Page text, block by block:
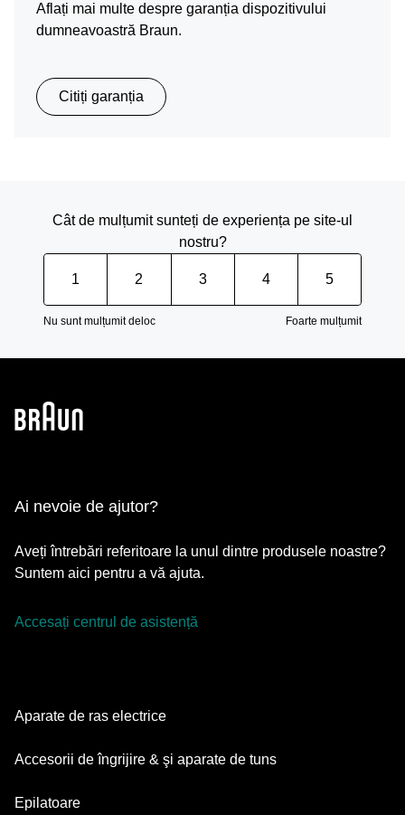
Aflați mai multe despre garanția dispozitivului
dumneavoastră Braun.
Citiți garanția
Cât de mulțumit sunteți de experiența pe site-ul
nostru?
1 2 3 4 5
Nu sunt mulțumit deloc Foarte mulțumit
Ai nevoie de ajutor?
Aveți întrebări referitoare la unul dintre produsele noastre?
Suntem aici pentru a vă ajuta.
Accesați centrul de asistență
Aparate de ras electrice
Series 9 Pro
Accesorii de îngrijire & şi aparate de tuns
Aparate de tuns barba
Epilatoare